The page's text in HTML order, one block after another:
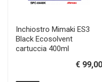
Inchiostro Mimaki ES3
Black Ecosolvent
cartuccia 400ml
€ 99,00